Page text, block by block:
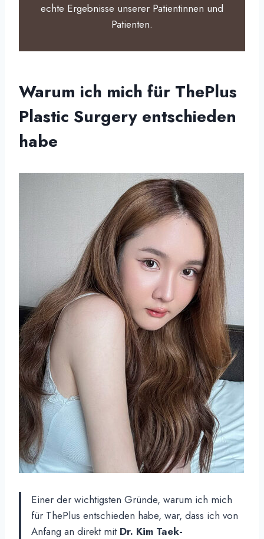
echte Ergebnisse unserer Patientinnen und
Patienten.
Warum ich mich für ThePlus
Plastic Surgery entschieden
habe
Einer der wichtigsten Gründe, warum ich mich
für ThePlus entschieden habe, war, dass ich von
Anfang an direkt mit Dr. Kim Taek-